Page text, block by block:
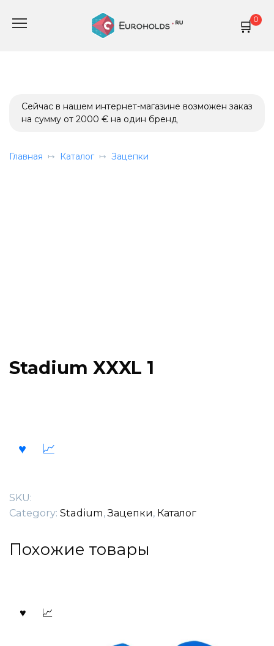
0
Сейчас в нашем интернет-магазине возможен заказ
на сумму от 2000 € на один бренд
Главная Каталог Зацепки
Stadium XXXL 1
SKU:
Category: Stadium,Зацепки, Каталог
Похожие товары